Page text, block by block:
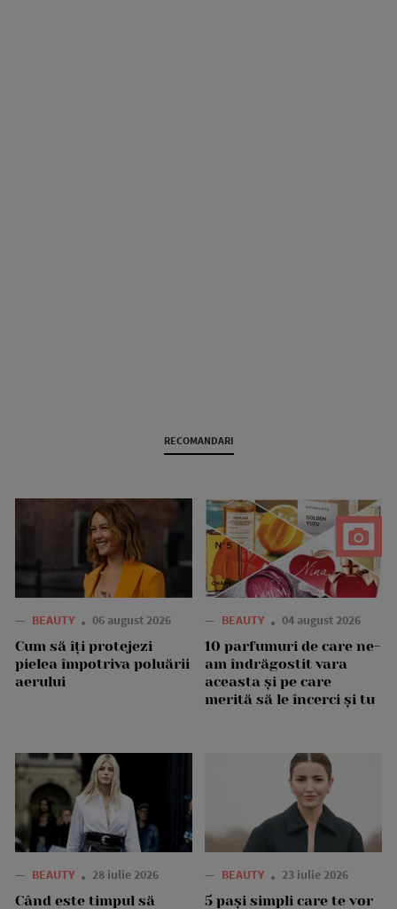
RECOMANDARI
— BEAUTY 06 august 2026
Cum să îți protejezi
pielea împotriva poluării
aerului
— BEAUTY 04 august 2026
10 parfumuri de care ne-
am îndrăgostit vara
aceasta și pe care
merită să le încerci și tu
— BEAUTY 28 iulie 2026
Când este timpul să
— BEAUTY 23 iulie 2026
5 pași simpli care te vor